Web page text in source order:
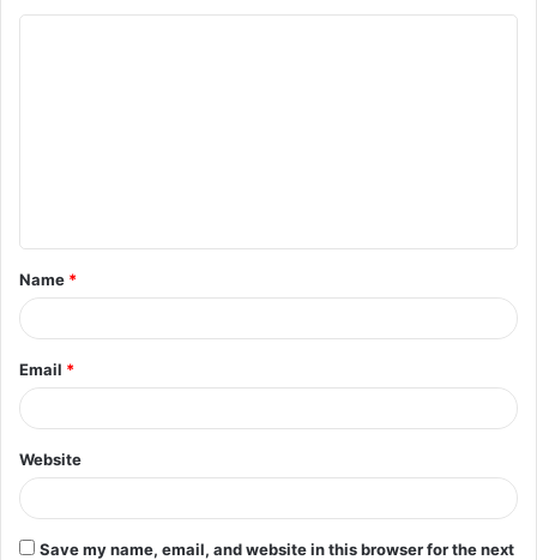
t
*
Name *
Email *
Website
Save my name, email, and website in this browser for the next